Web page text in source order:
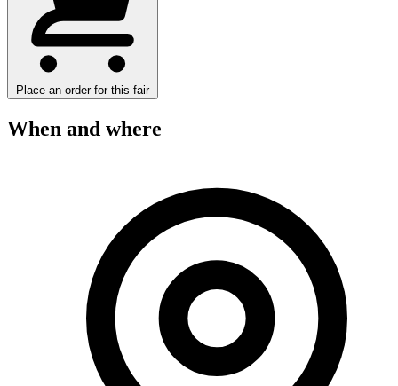
Place an order for this fair
When and where